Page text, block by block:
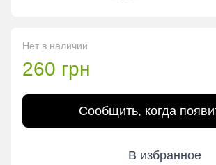
Нет в наличии
260 грн
Сообщить, когда
В избранное